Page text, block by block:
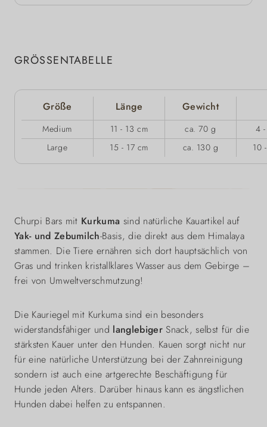
GRÖSSENTABELLE
Größe Länge Gewicht
Medium 11 - 13 cm ca. 70 g
4
Large
15 - 17 cm ca. 130 g 10
Churpi Bars mit Kurkuma sind natürliche Kauartikel auf
Yak- und Zebumilch-Basis, die direkt aus dem Himalaya
stammen. Die Tiere ernähren sich dort hauptsächlich von
Gras und trinken kristallklares Wasser aus dem Gebirge –
frei von Umweltverschmutzung!
Die Kauriegel mit Kurkuma sind ein besonders
widerstandsfähiger und langlebiger Snack, selbst für die
stärksten Kauer unter den Hunden. Kauen sorgt nicht nur
für eine natürliche Unterstützung bei der Zahnreinigung
sondern ist auch eine artgerechte Beschäftigung für
Hunde jeden Alters. Darüber hinaus kann es ängstlichen
Hunden dabei helfen zu entspannen.